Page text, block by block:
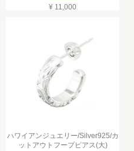
¥ 11,000
ハワイアンジュエリー/Silver925/カ
ットアウトフープピアス(大)